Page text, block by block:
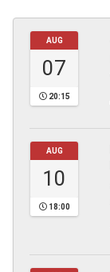
AUG
07
20:15
AUG
10
18:00